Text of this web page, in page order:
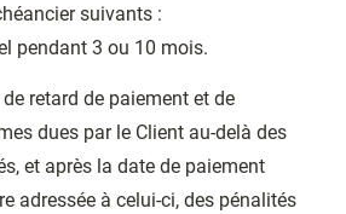
suivants :
pendant 3 ou 10 mois.
retard de paiement et de
dues par le Client au-delà des
et après la date de paiement
adressée à celui-ci, des pénalités